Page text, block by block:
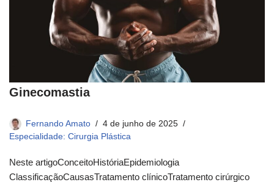
Ginecomastia
Fernando Amato
4 de junho de 2025
Especialidade: Cirurgia Plástica
Neste artigoConceito​História​Epidemiologia​
ClassificaçãoCausasTratamento clínico​Tratamento cirúrgico​